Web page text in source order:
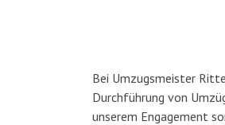
Bei Umzugsmeister
Durchführung von
unserem Engagement